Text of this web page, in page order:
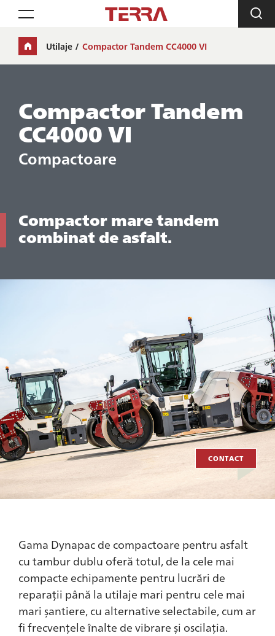
Toggle navigation
Utilaje Compactor Tandem CC4000 VI
Compactor Tandem
CC4000 VI
Compactoare
Compactor mare tandem
combinat de asfalt.
CONTACT
Gama Dynapac de compactoare pentru asfalt
cu tambur dublu oferă totul, de la cele mai
compacte echipamente pentru lucrări de
reparații până la utilaje mari pentru cele mai
mari șantiere, cu alternative selectabile, cum ar
fi frecvențele înalte de vibrare și oscilația.